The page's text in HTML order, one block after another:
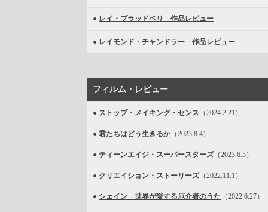
● レイ・ブラッドベリ 作品レビュー
● レイモンド・チャンドラー 作品レビュー
フィルム・レビュー
● ストップ・メイキング・センス （2024.2.21）
● 君たちはどう生きるか（2023.8.4）
● ティーンエイジ・スーパースターズ（2023.6.5）
● クリエイション・ストーリーズ（2022.11.1）
● シェイン 世界が愛する厄介者のうた （2022.6.27）